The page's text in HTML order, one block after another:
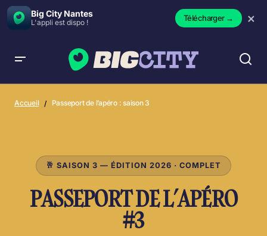
Big City Nantes
L'appli est dispo ! Télécharger→ ×
Accueil Passeport de l’apéro : saison 3
🥂 SAISON 3 — ÉDITION 2026 · COMPLET
PASSEPORT DE L’APÉRO
#3